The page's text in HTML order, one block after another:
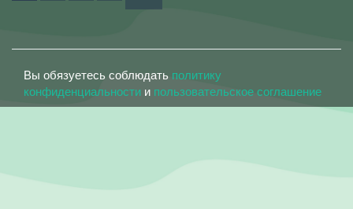
Вы обязуетесь соблюдать политику
конфиденциальности и пользовательское соглашение